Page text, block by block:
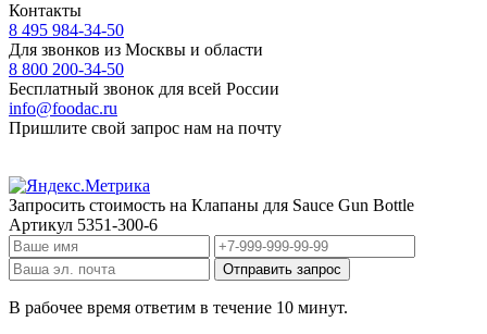
Контакты
8 495 984-34-50
Для звонков из Москвы и области
8 800 200-34-50
Бесплатный звонок для всей России
info@foodac.ru
Пришлите свой запрос нам на почту
Запросить стоимость на Клапаны для Sauce Gun Bottle
Артикул 5351-300-6
В рабочее время ответим в течение 10 минут.